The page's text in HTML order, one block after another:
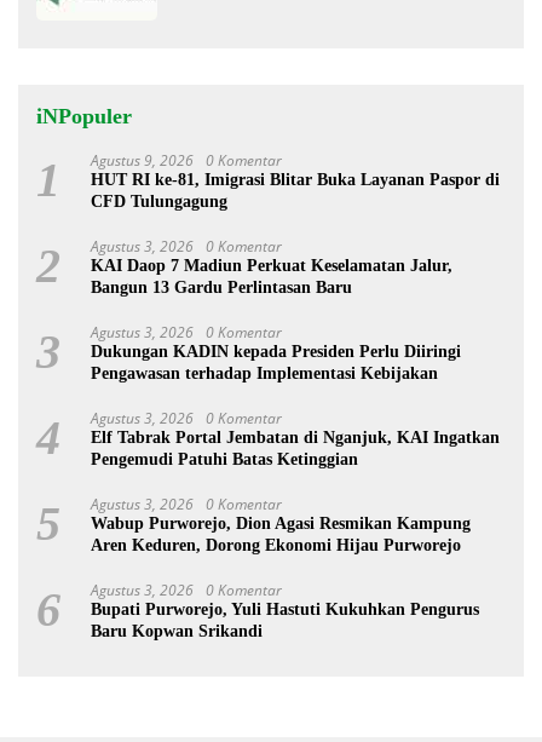
iNPopuler
1 Agustus 9, 2026 0 Komentar
HUT RI ke-81, Imigrasi Blitar Buka Layanan Paspor di
CFD Tulungagung
2 Agustus 3, 2026 0 Komentar
KAI Daop 7 Madiun Perkuat Keselamatan Jalur,
Bangun 13 Gardu Perlintasan Baru
3 Agustus 3, 2026 0 Komentar
Dukungan KADIN kepada Presiden Perlu Diiringi
Pengawasan terhadap Implementasi Kebijakan
4 Agustus 3, 2026 0 Komentar
Elf Tabrak Portal Jembatan di Nganjuk, KAI Ingatkan
Pengemudi Patuhi Batas Ketinggian
5 Agustus 3, 2026 0 Komentar
Wabup Purworejo, Dion Agasi Resmikan Kampung
Aren Keduren, Dorong Ekonomi Hijau Purworejo
6 Agustus 3, 2026 0 Komentar
Bupati Purworejo, Yuli Hastuti Kukuhkan Pengurus
Baru Kopwan Srikandi